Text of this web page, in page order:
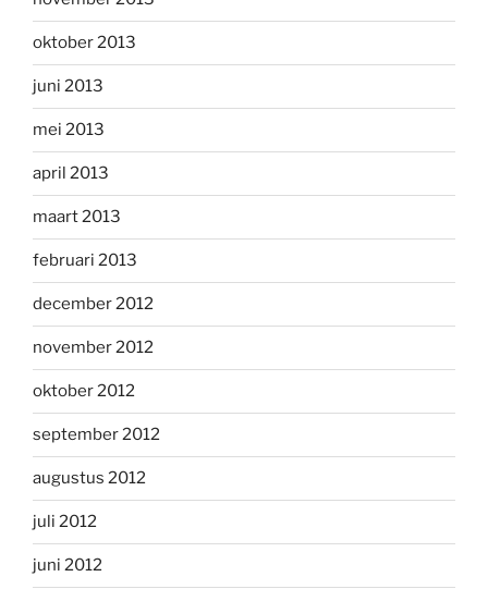
oktober 2013
juni 2013
mei 2013
april 2013
maart 2013
februari 2013
december 2012
november 2012
oktober 2012
september 2012
augustus 2012
juli 2012
juni 2012